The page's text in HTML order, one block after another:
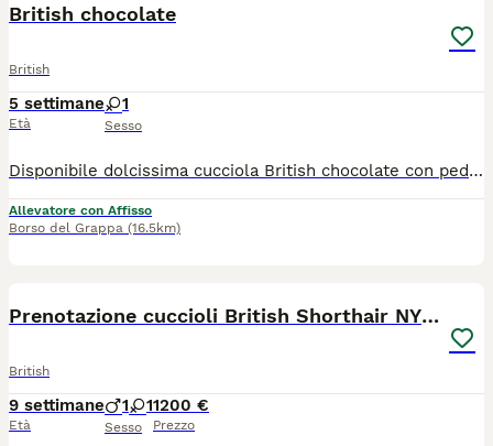
British chocolate
British
5 settimane
Età
1
Sesso
Disponibile dolcissima cucciola British chocolate con pedigree, da serio allevamento con affisso Anfi. Avrà pedigree anfi, doppio ciclo vaccinale, sverminata, copia dei test genetici dei genitori, esenti dalla patologia genetica della razza, il rene policistico, esenti da fiv e felv, libretto sanitario, visita veterinaria con certificato di buona salute, contratto di cessione, passaggio di proprietà, antiparassitario esterno. Già abituata alla lettiera e al tira graffi. Avrà tre mesi al momento della cessione
Allevatore con Affisso
Borso del Grappa (16.5km)
Prenotazione cuccioli British Shorthair NY12
British
9 settimane
Età
1 1
Sesso
1200 €
Prezzo